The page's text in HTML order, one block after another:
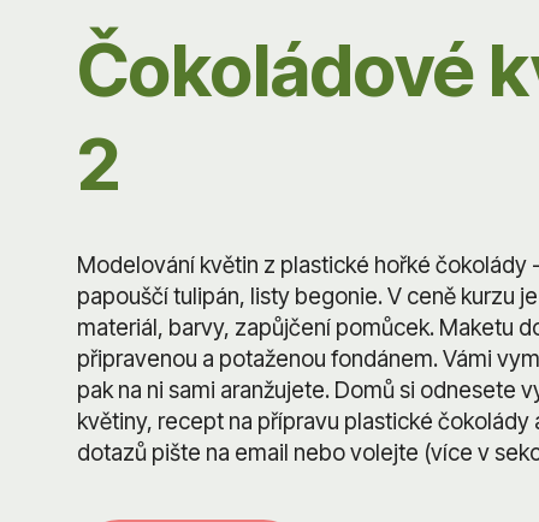
Čokoládové
2
Modelování květin z plastické hořké čokolády
papouščí tulipán, listy begonie. V ceně kurzu
materiál, barvy, zapůjčení pomůcek. Maketu
připravenou a potaženou fondánem. Vámi
pak na ni sami aranžujete. Domů si odnesete
květiny, recept na přípravu plastické čokolády
dotazů pište na email nebo volejte (více v